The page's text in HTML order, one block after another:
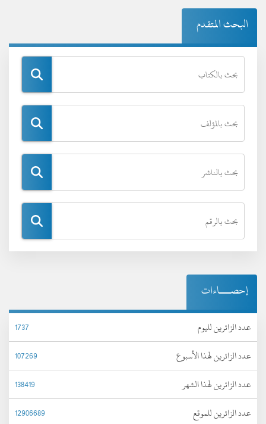
البحث المتقدم
إحصـــاءات
عدد الزائرين لليوم
1737
عدد الزائرين لهذا الأسبوع
107269
عدد الزائرين لهذا الشهر
138419
عدد الزائرين للموقع
12906689